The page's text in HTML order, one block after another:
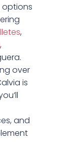
options
,
,
over
is
and